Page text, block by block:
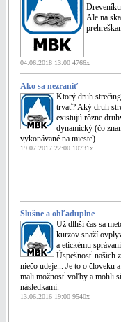
Ale na
04.06.2018 13:00 4766x
Ako sa nezraniť
Ktorý druh
trvať? Aký druh
existujú rôzne
dynamický (čo
vykonávané na mieste).
19.07.2017 22:00 10731x
Slušne a ohľaduplne
Už dlhší čas sa
kurzov snaží
a etickému
Úspešnosť našich
niečo udeje... Je to o človeku
mali možnosť voľby a mohli
následkami.
13.06.2016 19:00 9540x